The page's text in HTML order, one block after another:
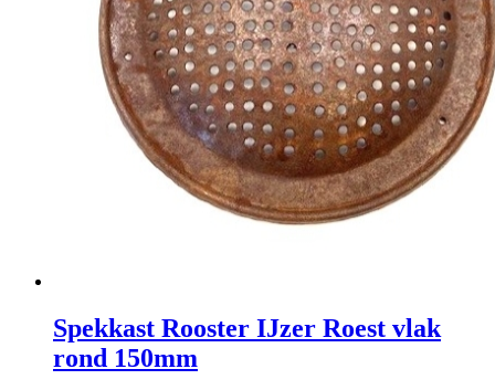
Spekkast Rooster IJzer Roest vlak
rond 150mm